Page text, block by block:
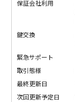
保証会社利用
鍵交換
緊急サポート
取引態様
最終更新日
次回更新予定日